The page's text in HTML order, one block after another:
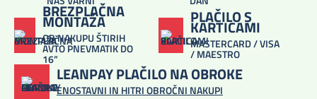
BREZPLAČNA
MONTAŽA
OB NAKUPU ŠTIRIH
AVTO PNEVMATIK DO
16”
PLAČILO S
KARTICAMI
MASTERCARD / VISA
/ MAESTRO
LEANPAY PLAČILO NA OBROKE
ENOSTAVNI IN HITRI OBROČNI NAKUPI